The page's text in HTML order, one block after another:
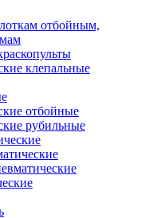
отбойным,
клепальные
отбойные
рубильные